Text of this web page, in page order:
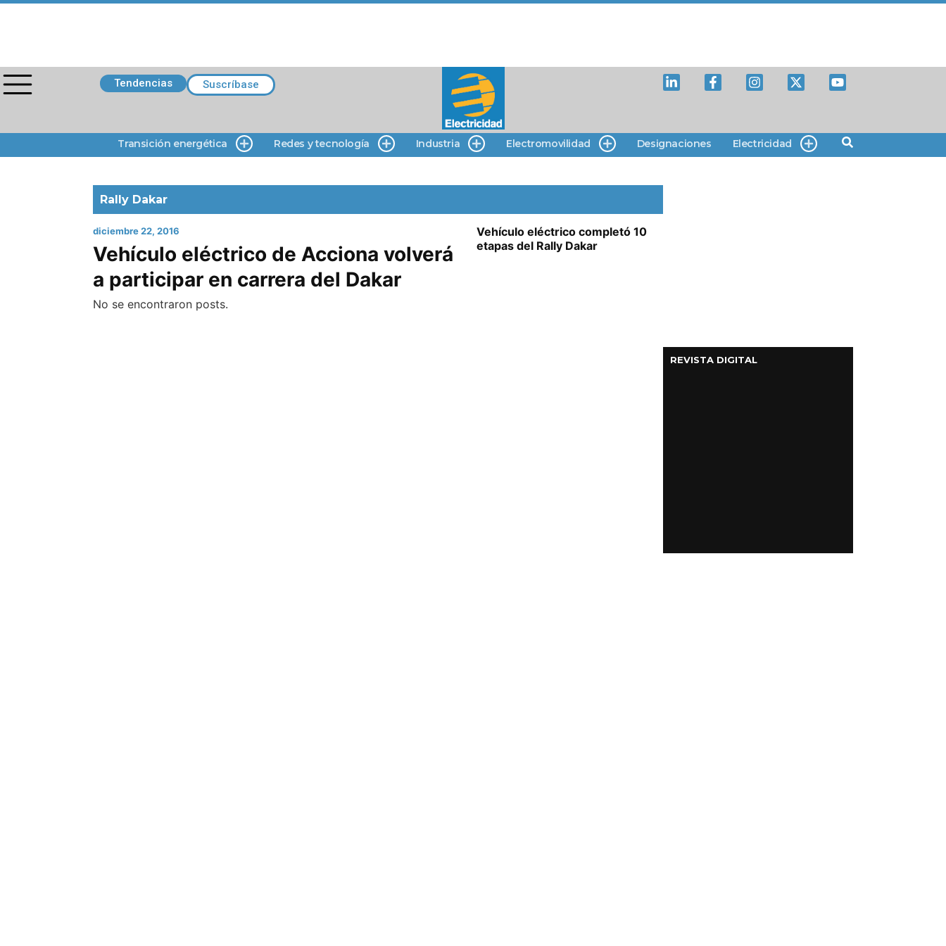
Tendencias Suscríbase
Transición energética Redes y tecnología Industria Electromovilidad Designaciones Electricidad
Rally Dakar
diciembre 22, 2016
Vehículo eléctrico de Acciona volverá
a participar en carrera del Dakar
Vehículo eléctrico completó 10
etapas del Rally Dakar
No se encontraron posts.
REVISTA DIGITAL